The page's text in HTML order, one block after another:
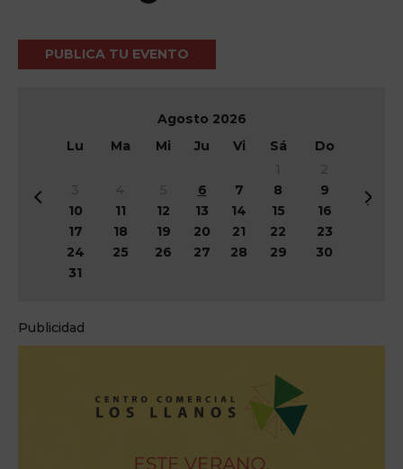
PUBLICA TU EVENTO
t
Si
Agosto 2026
Lu
Ma Mi Ju Vi Sá
Do
6 7 8
9
10
11 12 13 14 15
16
17
18 19 20 21 22
23
24
25 26 27 28 29
30
31
Publicidad